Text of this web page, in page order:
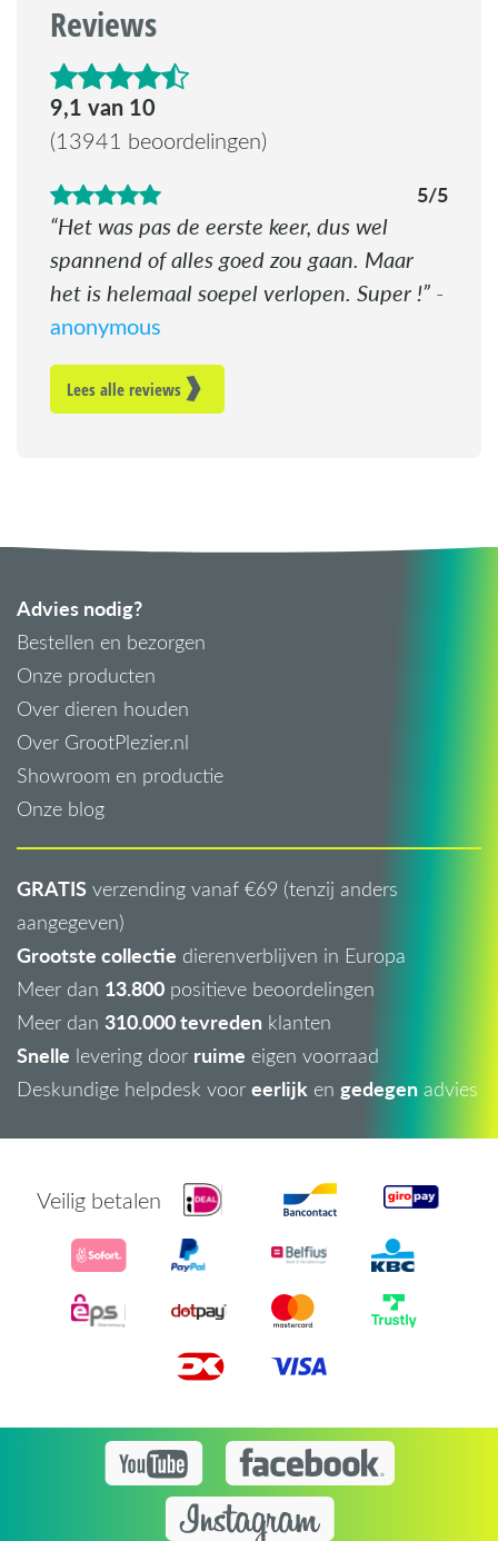
Reviews
4.6 van de 5 sterren
9,1 van 10
(13941 beoordelingen)
5/5
Het was pas de eerste keer, dus wel
spannend of alles goed zou gaan. Maar
het is helemaal soepel verlopen. Super ! -
anonymous
Lees alle reviews
Advies nodig?
Bestellen en bezorgen
Onze producten
Over dieren houden
Over GrootPlezier.nl
Showroom en productie
Onze blog
GRATIS verzending vanaf €69 (tenzij anders
aangegeven)
Grootste collectie dierenverblijven in Europa
Meer dan 13.800 positieve beoordelingen
Meer dan 310.000 tevreden klanten
Snelle levering door ruime eigen voorraad
Deskundige helpdesk voor eerlijk en gedegen advies
Veilig betalen